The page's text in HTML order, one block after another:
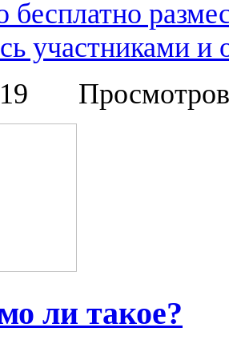
бесплатно
участниками и
ли такое?